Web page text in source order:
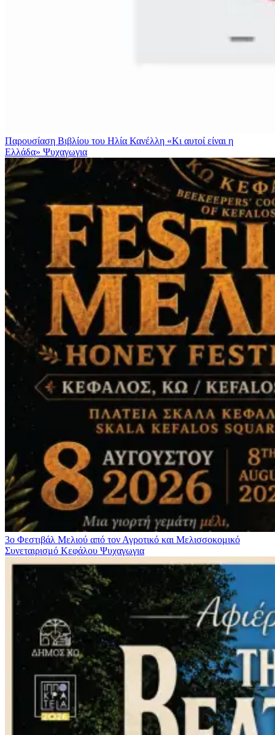
Παρουσίαση Βιβλίου του Ηλία Κανέλλη «Κι αυτοί είναι η
Ελλάδα» Ψυχαγωγια
3ο Φεστιβάλ Μελιού από τον Αγροτικό και Μελισσοκομικό
Συνεταιρισμό Κεφάλου Ψυχαγωγια